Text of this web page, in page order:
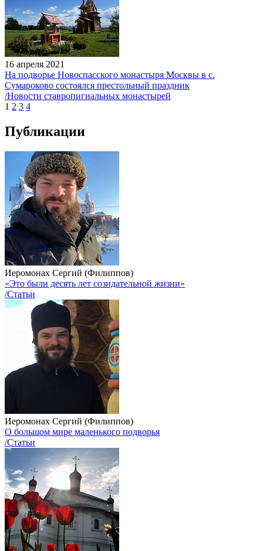
16 апреля 2021
На подворье Новоспасского монастыря Москвы в с.
Сумароково состоялся престольный праздник
/Новости ставропигиальных монастырей
1 2 3 4
Публикации
Иеромонах Сергий (Филиппов)
«Это были десять лет созидательной жизни»
/Статьи
Иеромонах Сергий (Филиппов)
О большом мире маленького подворья
/Статьи